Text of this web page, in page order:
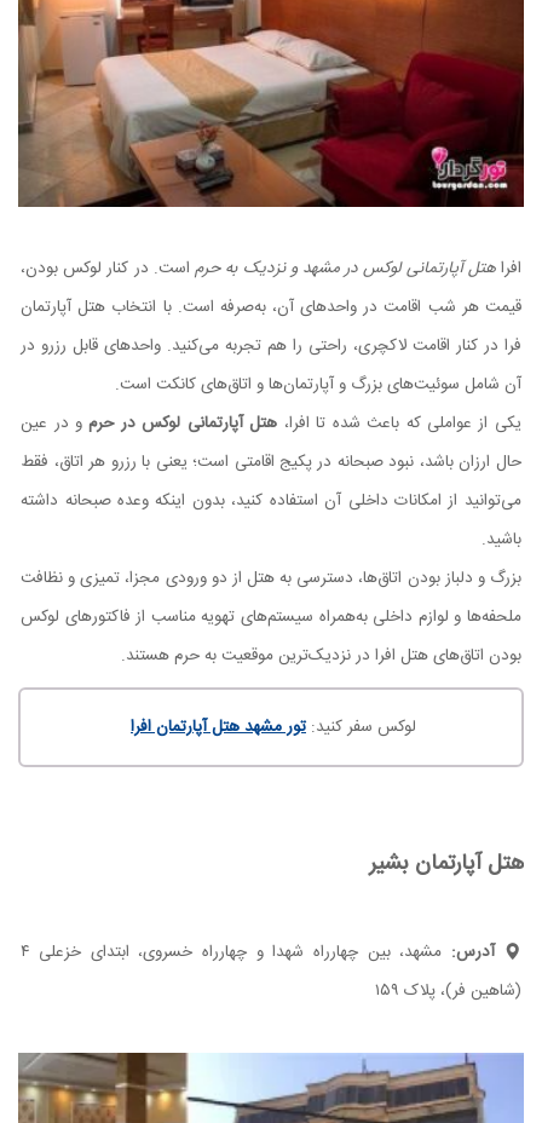
افراهتل آپارتمانی لوکس در مشهد و نزدیک به حرم است. در کنار لوکس بودن،
قیمت هر شب اقامت در واحدهای آن، به‌صرفه است. با انتخاب هتل آپارتمان
فرا در کنار اقامت لاکچری، راحتی را هم تجربه می‌کنید. واحدهای قابل رزرو در
آن شامل سوئیت‌های بزرگ و آپارتمان‌‌ها و اتاق‌های کانکت است.
یکی از عواملی که باعث شده تا افرا، هتل آپارتمانی لوکس در حرمو در عین
حال ارزان باشد، نبود صبحانه در پکیج اقامتی است؛ یعنی با رزرو هر اتاق، فقط
می‌توانید از امکانات داخلی آن استفاده کنید، بدون اینکه وعده صبحانه داشته
باشید.
بزرگ و دلباز بودن اتاق‌ها، دسترسی به هتل از دو ورودی مجزا، تمیزی و نظافت
ملحفه‌ها و لوازم داخلی به‌همراه سیستم‌های تهویه مناسب از فاکتورهای لوکس
بودن اتاق‌های هتل افرا در نزدیک‌ترین موقعیت به حرم هستند.
لوکس سفر کنید: تور مشهد هتل آپارتمان افرا
هتل آپارتمان بشیر
آدرس:
مشهد، بین چهارراه شهدا و چهارراه خسروی، ابتدای خزعلی ۴
(شاهین فر)، پلاک ۱۵۹